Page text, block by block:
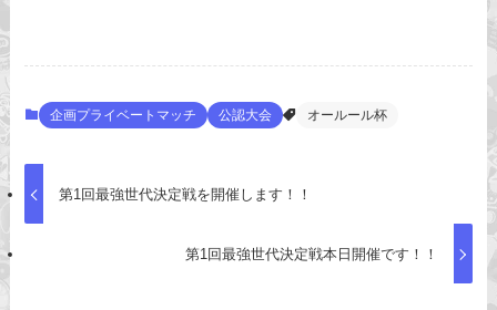
企画プライベートマッチ 公認大会 オールール杯
第1回最強世代決定戦を開催します！！
第1回最強世代決定戦本日開催です！！